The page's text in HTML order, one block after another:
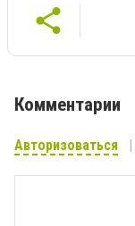
Комментарии
Авторизоваться